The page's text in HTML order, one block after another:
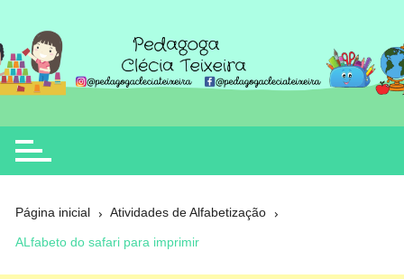
o
conteúdo
Clécia Teixeira
educação
Página inicial Atividades de Alfabetização
ALfabeto do safari para imprimir